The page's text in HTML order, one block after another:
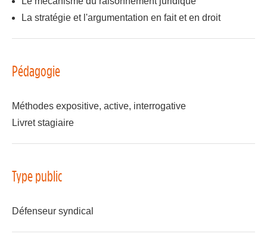
La stratégie et l'argumentation en fait et en droit
Pédagogie
Méthodes expositive, active, interrogative
Livret stagiaire
Type public
Défenseur syndical